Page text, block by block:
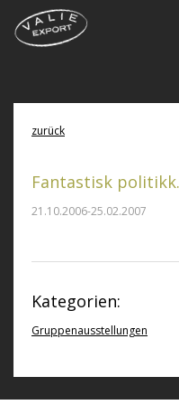
zurück
Fantastisk
21.10.2006-25.02.2007
Kategorien:
Gruppenausstellungen
© VALIE EXPORT 2026